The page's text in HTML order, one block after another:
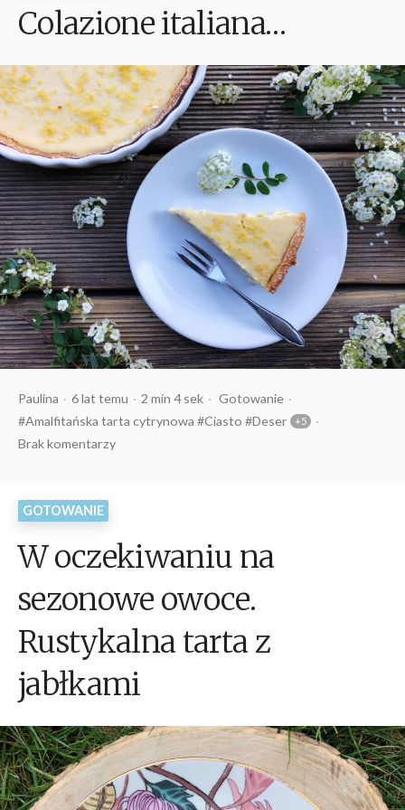
Colazione italiana…
Opublikowany
przez
Paulina 6 lat temu
Czas
czytania
2 min 4 sek
Opublikowany
w
Gotowanie
Amalfitańska tarta cytrynowa
Ciasto
Deser
Brak komentarzy
GOTOWANIE
W oczekiwaniu na
sezonowe owoce.
Rustykalna tarta z
jabłkami